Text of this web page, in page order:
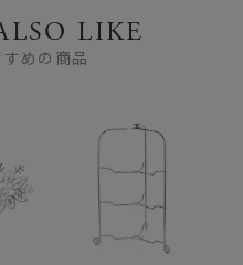
LIKE
めの商品